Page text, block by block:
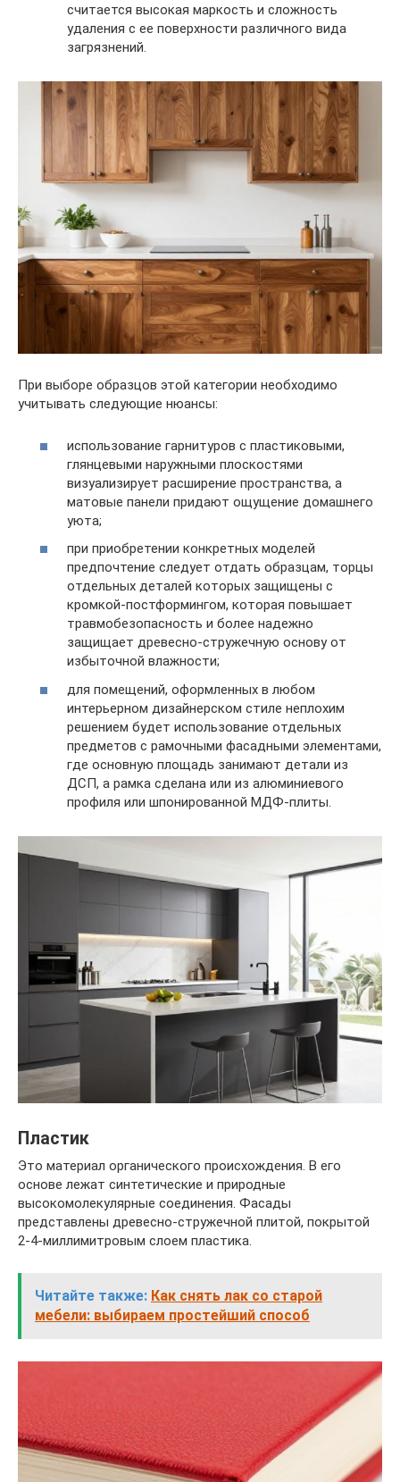
считается высокая маркость и сложность
удаления с ее поверхности различного вида
загрязнений.
При выборе образцов этой категории необходимо
учитывать следующие нюансы:
использование гарнитуров с пластиковыми,
глянцевыми наружными плоскостями
визуализирует расширение пространства, а
матовые панели придают ощущение домашнего
уюта;
при приобретении конкретных моделей
предпочтение следует отдать образцам, торцы
отдельных деталей которых защищены с
кромкой-постформингом, которая повышает
травмобезопасность и более надежно
защищает древесно-стружечную основу от
избыточной влажности;
для помещений, оформленных в любом
интерьерном дизайнерском стиле неплохим
решением будет использование отдельных
предметов с рамочными фасадными элементами,
где основную площадь занимают детали из
ДСП, а рамка сделана или из алюминиевого
профиля или шпонированной МДФ-плиты.
Пластик
Это материал органического происхождения. В его
основе лежат синтетические и природные
высокомолекулярные соединения. Фасады
представлены древесно-стружечной плитой, покрытой
2-4-миллимитровым слоем пластика.
Читайте также: Как снять лак со старой
мебели: выбираем простейший способ